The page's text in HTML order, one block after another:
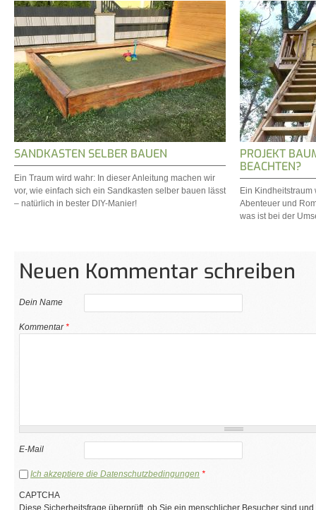
SANDKASTEN SELBER BAUEN
Ein Traum wird wahr: In dieser Anleitung machen wir
vor, wie einfach sich ein Sandkasten selber bauen lässt
– natürlich in bester DIY-Manier!
PROJEKT
BEACHTEN?
Ein Kindheitstraum
Abenteuer und
was ist bei der
Neuen Kommentar schreiben
Dein Name
Kommentar*
E-Mail
Ich akzeptiere die Datenschutzbedingungen *
CAPTCHA
Diese Sicherheitsfrage überprüft, ob Sie ein menschlicher Besucher sind